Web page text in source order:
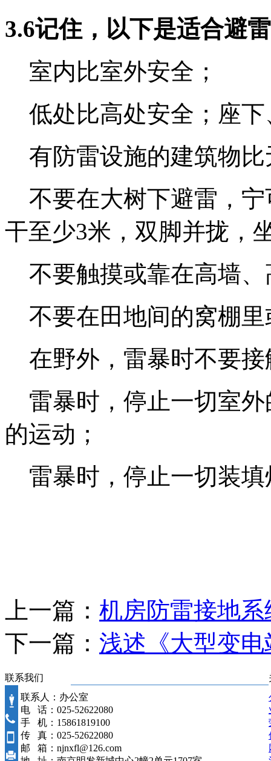
3.6记住，以下是适合避
室内比室外安全；
低处比高处安全；座下
有防雷设施的建筑物比
不要在大树下避雷，宁
干至少3米，双脚并拢，
不要触摸或靠在高墙、
不要在田地间的窝棚里
在野外，雷暴时不要接
雷暴时，停止一切室外
的运动；
雷暴时，停止一切装填
上一篇： 机房防雷接地
下一篇： 浅述《大型变
联系我们
联系人：办公室
电 话：025-52622080
手 机：15861819100
传 真：025-52622080
邮 箱：njnxfl@126.com